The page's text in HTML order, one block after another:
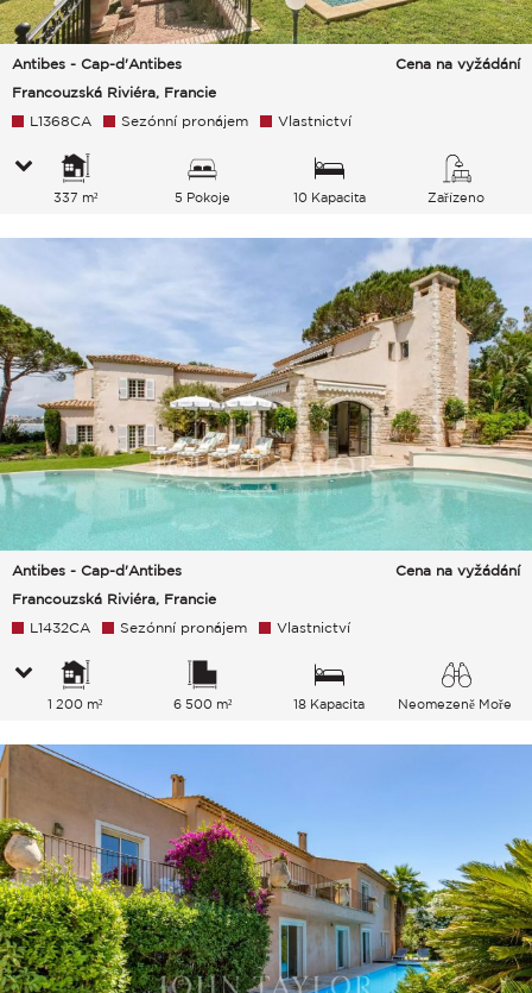
Antibes - Cap-d'Antibes
Francouzská Riviéra, Francie
Cena na vyžádání
L1368CA Sezónní pronájem Vlastnictví
337 m² 5 Pokoje 10 Kapacita Zařízeno
Antibes - Cap-d'Antibes
Francouzská Riviéra, Francie
Cena na vyžádání
L1432CA Sezónní pronájem Vlastnictví
1 200 m² 6 500 m² 18 Kapacita Neomezeně Moře